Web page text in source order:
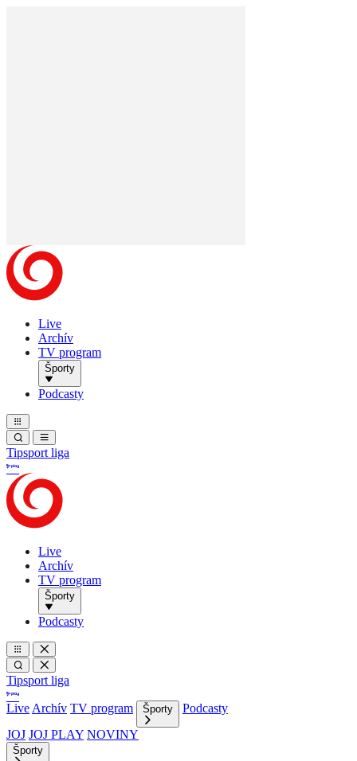
Live
Archív
TV program
Športy
Podcasty
Tipsport liga
Live
Archív
TV program
Športy
Podcasty
Tipsport liga
Live Archív TV program Športy
Podcasty
JOJ JOJ PLAY NOVINY
Športy